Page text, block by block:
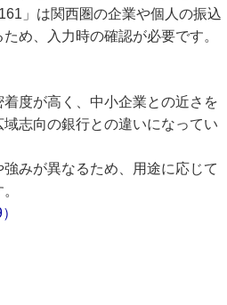
」は関西圏の企業や個人の振込
め、入力時の確認が必要です。
度が高く、中小企業との近さを
志向の銀行との違いになってい
みが異なるため、用途に応じて